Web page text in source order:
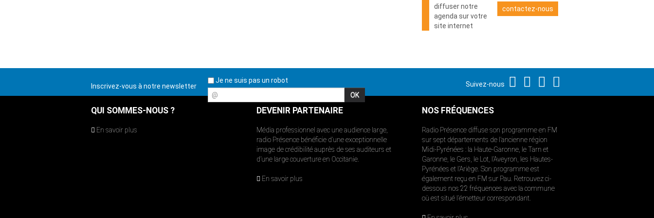
diffuser notre
agenda sur votre
site internet
contactez-nous
Inscrivez-vous à notre newsletter
Je ne suis pas un robot
@
Suivez-nous
QUI SOMMES-NOUS ?
En savoir plus
DEVENIR PARTENAIRE
Média professionnel avec une audience large,
radio Présence bénéficie d’une exceptionnelle
image de crédibilité auprès de ses auditeurs et
d’une large couverture en Occitanie.
En savoir plus
NOS FRÉQUENCES
Radio Présence diffuse son programme en FM
sur sept départements de l’ancienne région
Midi-Pyrénées : la Haute-Garonne, le Tarn et
Garonne, le Gers, le Lot, l’Aveyron, les Hautes-
Pyrénées et l’Ariège. Son programme est
également reçu en FM sur Pau. Retrouvez ci-
dessous nos 22 fréquences avec la commune
où est situé l’émetteur correspondant.